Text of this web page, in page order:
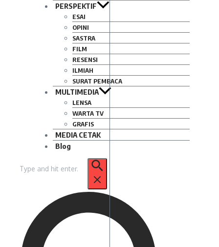
PERSPEKTIF
ESAI
OPINI
SASTRA
FILM
RESENSI
ILMIAH
SURAT PEMBACA
MULTIMEDIA
LENSA
WARTA TV
GRAFIS
MEDIA CETAK
Blog
untuk: